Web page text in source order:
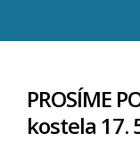
PROSÍME
kostela 17.